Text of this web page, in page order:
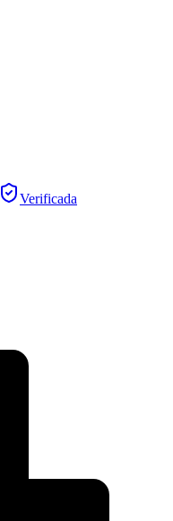
Verificada